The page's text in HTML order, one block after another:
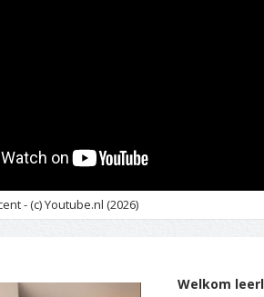
- (c) Youtube.nl (2026)
Welkom